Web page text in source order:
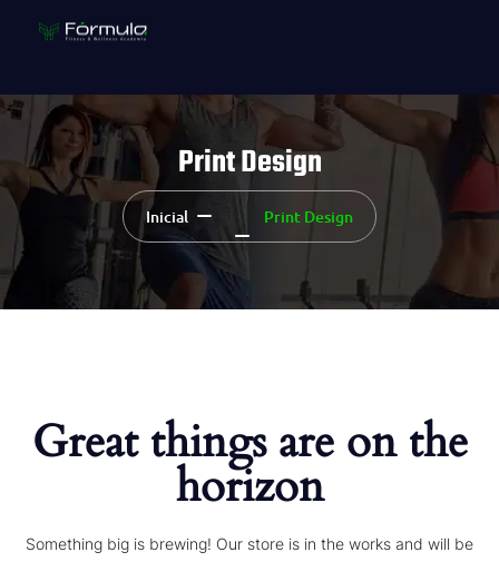
Print Design
Inicial Print Design
Great things are on the
horizon
Something big is brewing! Our store is in the works and will be